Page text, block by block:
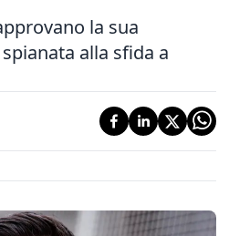
la sua
alla sfida a